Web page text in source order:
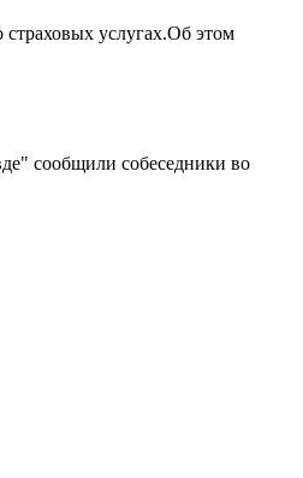
услугах.Об этом
сообщили собеседники во